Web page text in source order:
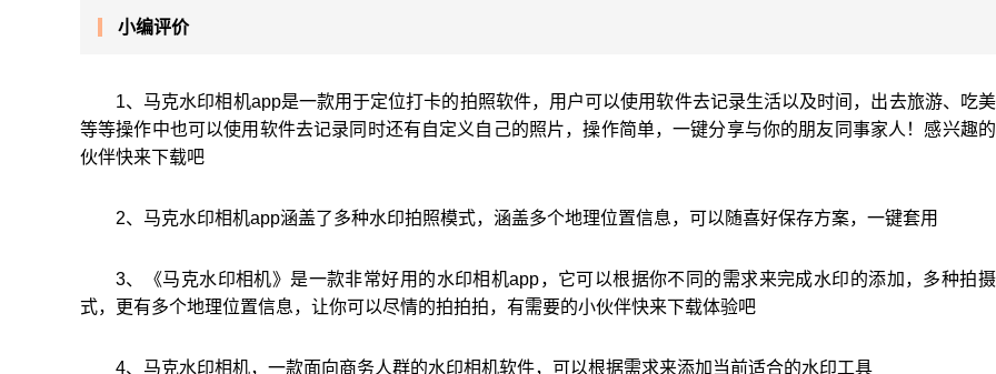
小编评价
1、马克水印相机app是一款用于定位打卡的拍照软件，用户可以使用软件去记录生活以及时间，出去旅游、吃
等等操作中也可以使用软件去记录同时还有自定义自己的照片，操作简单，一键分享与你的朋友同事家人！感兴趣
伙伴快来下载吧
2、马克水印相机app涵盖了多种水印拍照模式，涵盖多个地理位置信息，可以随喜好保存方案，一键套用
3、《马克水印相机》是一款非常好用的水印相机app，它可以根据你不同的需求来完成水印的添加，多种拍
式，更有多个地理位置信息，让你可以尽情的拍拍拍，有需要的小伙伴快来下载体验吧
4、马克水印相机，一款面向商务人群的水印相机软件，可以根据需求来添加当前适合的水印工具